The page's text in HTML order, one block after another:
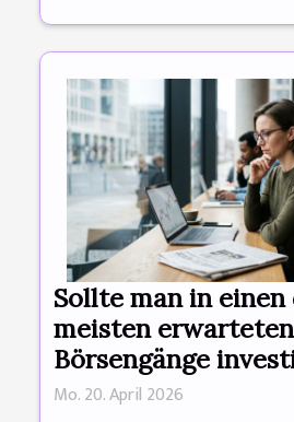
Sollte man in einen
meisten erwarteten
Börsengänge
Mo. 20. April 2026